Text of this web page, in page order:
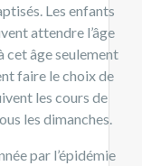
Les enfants
attendre l’âge
cet âge seulement
faire le choix de
les cours de
les dimanches.
par l’épidémie